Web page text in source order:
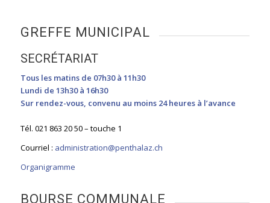
GREFFE MUNICIPAL
SECRÉTARIAT
Tous les matins de 07h30 à 11h30
Lundi de 13h30 à 16h30
Sur rendez-vous, convenu au moins 24 heures à l’avance
Tél. 021 863 20 50 – touche 1
Courriel : administration@penthalaz.ch
Organigramme
BOURSE COMMUNALE